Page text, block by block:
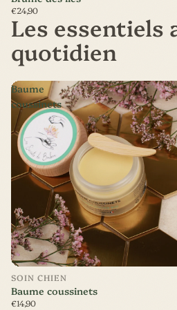
€24,90
Les essentiels
quotidien
Baume
coussinets
SOIN CHIEN
Baume coussinets
€14,90